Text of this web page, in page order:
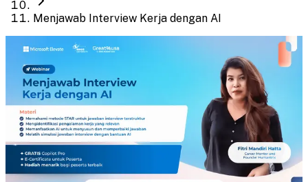
Menjawab Interview Kerja dengan AI